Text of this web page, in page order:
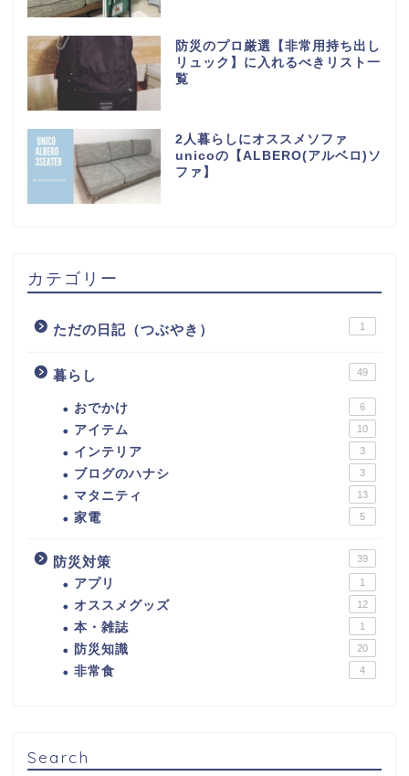
防災のプロ厳選【非常用持ち出し
リュック】に入れるべきリスト一
覧
2人暮らしにオススメソファ
unicoの【ALBERO(アルベロ)ソ
ファ】
カテゴリー
ただの日記（つぶやき） 1
暮らし 49
おでかけ 6
アイテム 10
インテリア 3
ブログのハナシ 3
マタニティ 13
家電 5
防災対策 39
アプリ 1
オススメグッズ 12
本・雑誌 1
防災知識 20
非常食 4
Search